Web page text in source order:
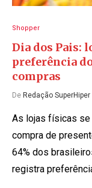
Shopper
Dia dos Pais:
preferência
compras
De Redação SuperHiper
As lojas físicas se
compra de
64% dos
registra